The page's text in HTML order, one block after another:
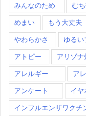
みんなのため む
めまい もう大丈夫
やわらかさ ゆるい
アトピー アリゾナ
アレルギー ア
アンケート イヤ
インフルエンザワクチ